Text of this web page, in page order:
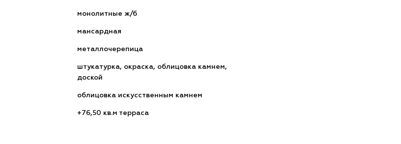
монолитные ж/б
мансардная
металлочерепица
штукатурка, окраска, облицовка камнем,
доской
облицовка искусственным камнем
+76,50 кв.м терраса